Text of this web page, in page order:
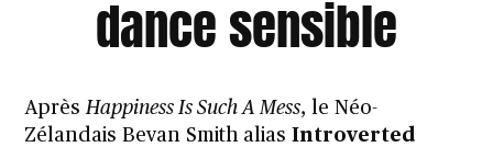
dance sensible
AprèsHappiness Is Such A Mess, le Néo-
Zélandais Bevan Smith aliasIntroverted